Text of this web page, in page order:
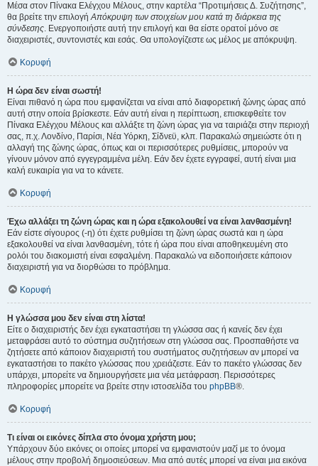
Μέσα στον Πίνακα Ελέγχου Μέλους, στην καρτέλα “Προτιμήσεις Δ. Συζήτησης”,
θα βρείτε την επιλογήΑπόκρυψη των στοιχείων μου κατά τη διάρκεια της
σύνδεσης. Ενεργοποιήστε αυτή την επιλογή και θα είστε ορατοί μόνο σε
διαχειριστές, συντονιστές και εσάς. Θα υπολογίζεστε ως μέλος με απόκρυψη.
Κορυφή
Η ώρα δεν είναι σωστή!
Είναι πιθανό η ώρα που εμφανίζεται να είναι από διαφορετική ζώνης ώρας από
αυτή στην οποία βρίσκεστε. Εάν αυτή είναι η περίπτωση, επισκεφθείτε τον
Πίνακα Ελέγχου Μέλους και αλλάξτε τη ζώνη ώρας για να ταιριάζει στην περιοχή
σας, π.χ. Λονδίνο, Παρίσι, Νέα Υόρκη, Σίδνεϋ, κλπ. Παρακαλώ σημειώστε ότι η
αλλαγή της ζώνης ώρας, όπως και οι περισσότερες ρυθμίσεις, μπορούν να
γίνουν μόνον από εγγεγραμμένα μέλη. Εάν δεν έχετε εγγραφεί, αυτή είναι μια
καλή ευκαιρία για να το κάνετε.
Κορυφή
Έχω αλλάξει τη ζώνη ώρας και η ώρα εξακολουθεί να είναι λανθασμένη!
Εάν είστε σίγουρος (-η) ότι έχετε ρυθμίσει τη ζώνη ώρας σωστά και η ώρα
εξακολουθεί να είναι λανθασμένη, τότε ή ώρα που είναι αποθηκευμένη στο
ρολόι του διακομιστή είναι εσφαλμένη. Παρακαλώ να ειδοποιήσετε κάποιον
διαχειριστή για να διορθώσει το πρόβλημα.
Κορυφή
Η γλώσσα μου δεν είναι στη λίστα!
Είτε ο διαχειριστής δεν έχει εγκαταστήσει τη γλώσσα σας ή κανείς δεν έχει
μεταφράσει αυτό το σύστημα συζητήσεων στη γλώσσα σας. Προσπαθήστε να
ζητήσετε από κάποιον διαχειριστή του συστήματος συζητήσεων αν μπορεί να
εγκαταστήσει το πακέτο γλώσσας που χρειάζεστε. Εάν το πακέτο γλώσσας δεν
υπάρχει, μπορείτε να δημιουργήσετε μια νέα μετάφραση. Περισσότερες
πληροφορίες μπορείτε να βρείτε στην ιστοσελίδα του phpBB®.
Κορυφή
Τι είναι οι εικόνες δίπλα στο όνομα χρήστη μου;
Υπάρχουν δύο εικόνες οι οποίες μπορεί να εμφανιστούν μαζί με το όνομα
μέλους στην προβολή δημοσιεύσεων. Μια από αυτές μπορεί να είναι μια εικόνα